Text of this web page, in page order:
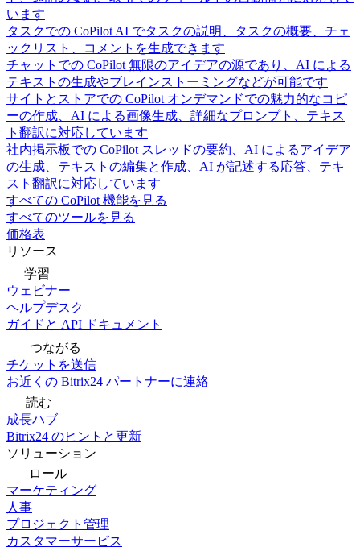
います
タスクでの CoPilot AI でタスクの説明、タスクの概要、チェ
ックリスト、コメントを生成できます
チャットでの CoPilot 無限のアイデアの源であり、AI による
テキストの生成やブレインストーミングなどが可能です
サイトとストアでの CoPilot オンデマンドでの魅力的なコピ
ーの作成、AI による画像生成、詳細なプロンプト、テキス
ト翻訳に対応しています
社内掲示板での CoPilot スレッドの要約、AI によるアイデア
の生成、テキストの編集と作成、AI が記述する応答、テキ
スト翻訳に対応しています
すべての CoPilot 機能を見る
すべてのツールを見る
価格表
リソース
学習
ウェビナー
ヘルプデスク
ガイドと API ドキュメント
つながる
チケットを送信
お近くの Bitrix24 パートナーに連絡
読む
成長ハブ
Bitrix24 のヒントと更新
ソリューション
ロール
マーケティング
人事
プロジェクト管理
カスタマーサービス